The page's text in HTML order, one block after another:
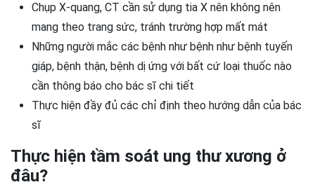
Chụp X-quang, CT cần sử dụng tia X nên không nên
mang theo trang sức, tránh trường hợp mất mát
Những người mắc các bệnh như bệnh như bệnh tuyến
giáp, bệnh thận, bệnh dị ứng với bất cứ loại thuốc nào
cần thông báo cho bác sĩ chi tiết
Thực hiện đầy đủ các chỉ định theo hướng dẫn của bác
sĩ
Thực hiện tầm soát ung thư xương ở
đâu?